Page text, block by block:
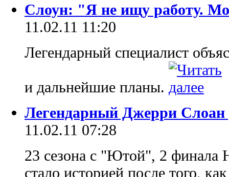
Слоун: "Я не ищу работу.
11.02.11 11:20
Легендарный специалист
и дальнейшие планы.
Легендарный Джерри
11.02.11 07:28
23 сезона с "Ютой", 2 финала
стало историей после того,